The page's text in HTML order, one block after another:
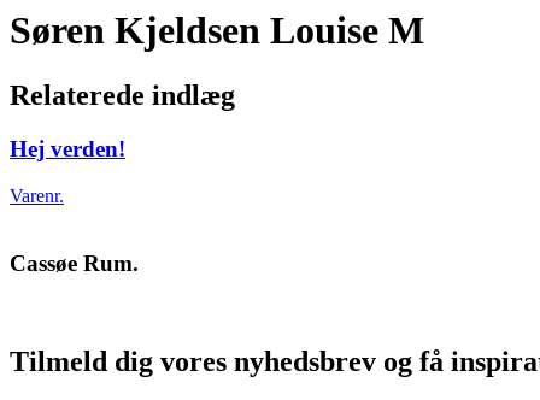
Søren Kjeldsen Louise M
Relaterede indlæg
Hej verden!
Varenr.
Cassøe Rum.
Tilmeld dig vores nyhedsbrev og få